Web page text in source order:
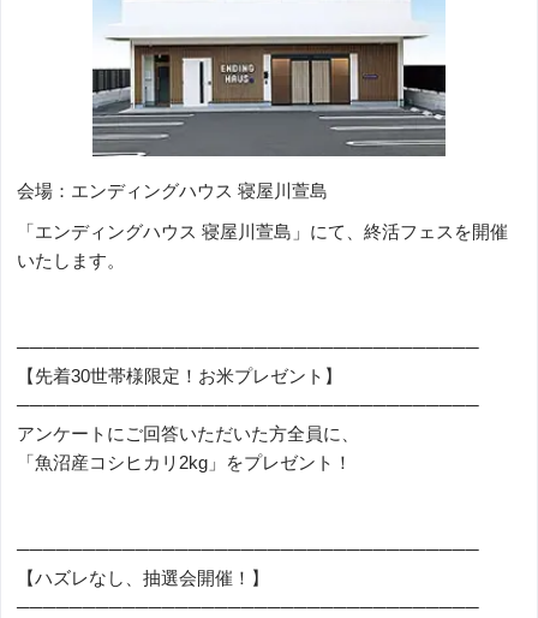
会場：エンディングハウス 寝屋川萱島
「エンディングハウス 寝屋川萱島」にて、終活フェスを開催
いたします。
───────────────────────────────────
【先着30世帯様限定！お米プレゼント】
───────────────────────────────────
アンケートにご回答いただいた方全員に、
「魚沼産コシヒカリ2kg」をプレゼント！
───────────────────────────────────
【ハズレなし、抽選会開催！】
───────────────────────────────────